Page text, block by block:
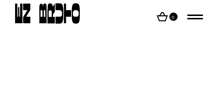
content
0